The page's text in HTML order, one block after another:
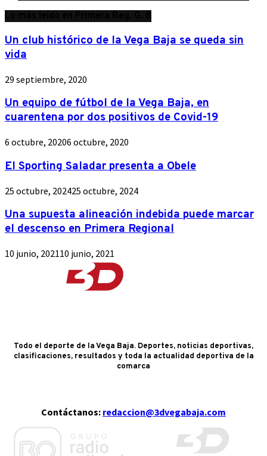
Un club histórico de la Vega Baja se queda sin
vida
29 septiembre, 2020
Un equipo de fútbol de la Vega Baja, en
cuarentena por dos positivos de Covid-19
6 octubre, 20206 octubre, 2020
El Sporting Saladar presenta a Obele
25 octubre, 202425 octubre, 2024
Una supuesta alineación indebida puede marcar
el descenso en Primera Regional
10 junio, 202110 junio, 2021
Todo el deporte de la Vega Baja. Deportes, noticias deportivas,
clasificaciones, resultados y toda la actualidad deportiva de la
comarca
Contáctanos: redaccion@3dvegabaja.com